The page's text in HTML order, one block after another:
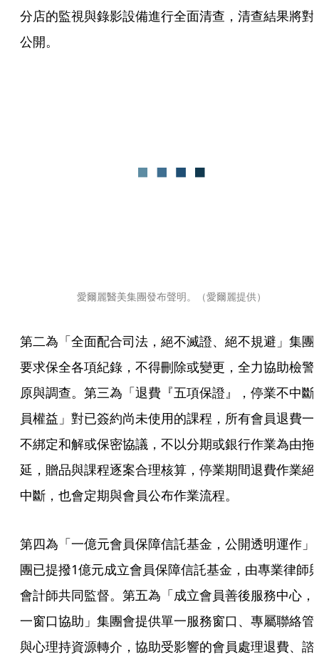
分店的監視與錄影設備進行全面清查，清查結果將對
公開。
愛爾麗醫美集團發布聲明。（愛爾麗提供）
第二為「全面配合司法，絕不滅證、絕不規避」集團
要求保全各項紀錄，不得刪除或變更，全力協助檢警
原與調查。第三為「退費『五項保證』，停業不中斷
員權益」對已簽約尚未使用的課程，所有會員退費一
不綁定和解或保密協議，不以分期或銀行作業為由拖
延，贈品與課程逐案合理核算，停業期間退費作業絕
中斷，也會定期與會員公布作業流程。
第四為「一億元會員保障信託基金，公開透明運作」
團已提撥1億元成立會員保障信託基金，由專業律師
會計師共同監督。第五為「成立會員善後服務中心，
一窗口協助」集團會提供單一服務窗口、專屬聯絡管
與心理持資源轉介，協助受影響的會員處理退費、諮